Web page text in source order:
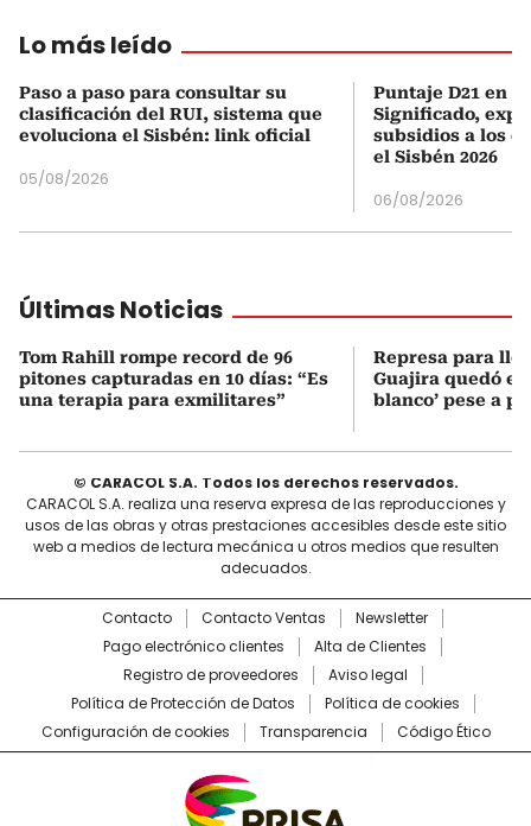
Lo más leído
Paso a paso para consultar su
clasificación del RUI, sistema que
evoluciona el Sisbén: link oficial
05/08/2026
Puntaje D21 en
Significado,
subsidios a los
el Sisbén 2026
06/08/2026
Últimas Noticias
Tom Rahill rompe record de 96
pitones capturadas en 10 días: “Es
una terapia para exmilitares”
Represa para
Guajira quedó en
blanco’ pese a
© CARACOL S.A. Todos los derechos reservados.
CARACOL S.A. realiza una reserva expresa de las reproducciones y
usos de las obras y otras prestaciones accesibles desde este sitio
web a medios de lectura mecánica u otros medios que resulten
adecuados.
Contacto Contacto Ventas
Newsletter
Pago electrónico clientes
Alta de Clientes
Registro de proveedores
Aviso legal
Política de Protección de Datos
Política de cookies
Configuración de cookies
Transparencia Código Ético